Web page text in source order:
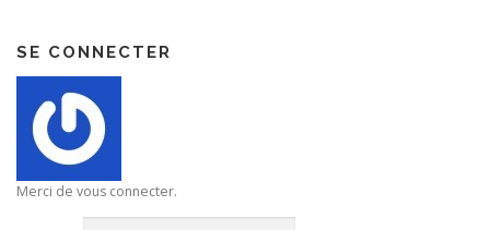
SE CONNECTER
Merci de vous connecter.